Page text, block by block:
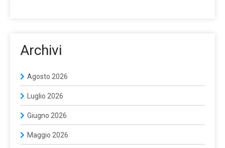
Archivi
Agosto 2026
Luglio 2026
Giugno 2026
Maggio 2026